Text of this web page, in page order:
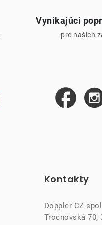
Vynikajúci
pre našich
Kontakty
Doppler CZ
Trocnovská 70,